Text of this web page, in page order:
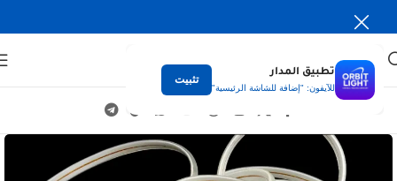
تطبيق المدار
للآيفون: "إضافة للشاشة الرئيسية"
تثبيت